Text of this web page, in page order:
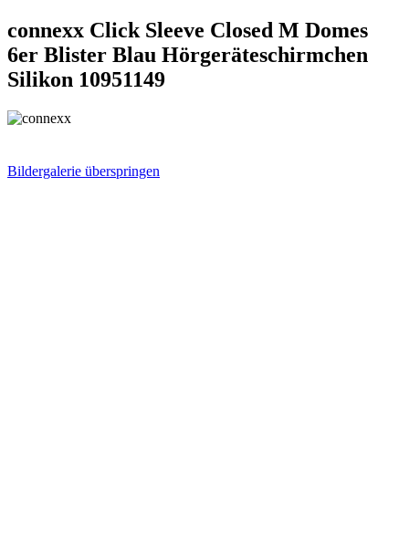
connexx Click Sleeve Closed M Domes
6er Blister Blau Hörgeräteschirmchen
Silikon 10951149
Bildergalerie überspringen